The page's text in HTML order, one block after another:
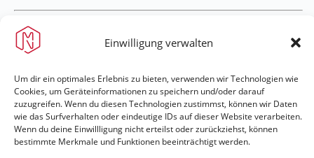
Einwilligung verwalten
Um dir ein optimales Erlebnis zu bieten, verwenden wir Technologien wie
Cookies, um Geräteinformationen zu speichern und/oder darauf
zuzugreifen. Wenn du diesen Technologien zustimmst, können wir Daten
wie das Surfverhalten oder eindeutige IDs auf dieser Website verarbeiten.
Wenn du deine Einwillligung nicht erteilst oder zurückziehst, können
bestimmte Merkmale und Funktionen beeinträchtigt werden.
Feuerwehr Maring-Noviand
#immerda